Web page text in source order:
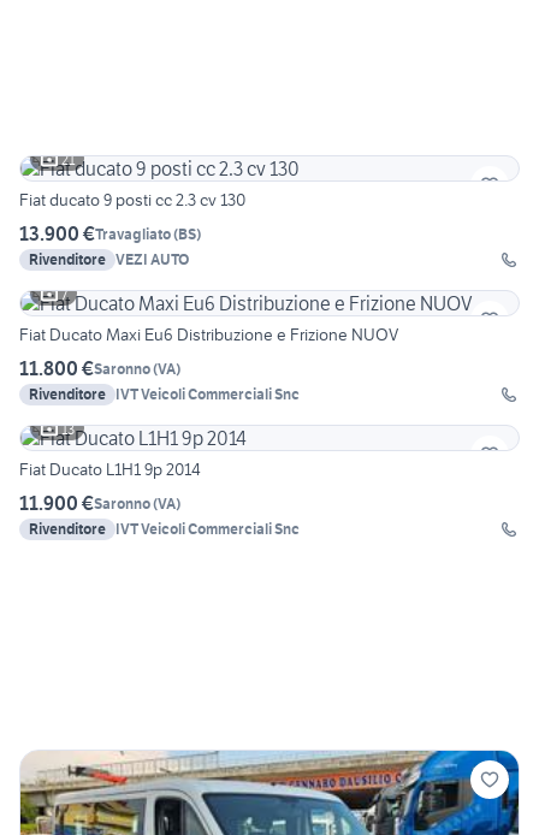
21
Fiat ducato 9 posti cc 2.3 cv 130
13.900 €Travagliato(BS)
Rivenditore VEZI AUTO
7
Fiat Ducato Maxi Eu6 Distribuzione e Frizione NUOV
11.800 €Saronno(VA)
Rivenditore
IVT Veicoli Commerciali Snc
13
Fiat Ducato L1H1 9p 2014
11.900 €Saronno(VA)
Rivenditore
IVT Veicoli Commerciali Snc